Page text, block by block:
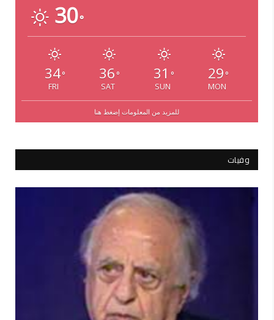
30°
34°
FRI
36 °
SAT
31 °
SUN
29 °
MON
للمزيد من المعلومات إضغط هنا
وفيات